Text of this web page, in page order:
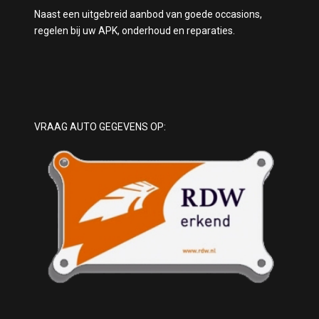
Naast een uitgebreid aanbod van goede occasions,
regelen bij uw APK, onderhoud en reparaties.
VRAAG AUTO GEGEVENS OP: